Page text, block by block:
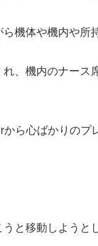
機体や機内や所
、機内のナー
ら心ばかりの
うと移動しようと